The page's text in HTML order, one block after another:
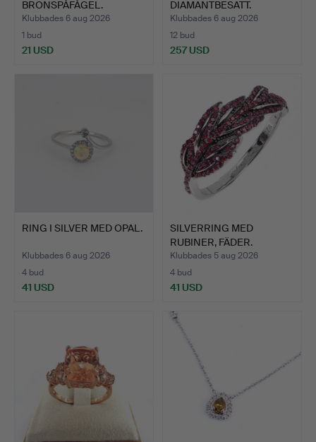
BRONSPÅFÅGEL.
Klubbades 6 aug 2026
1 bud
21 USD
DIAMANTBESATT.
Klubbades 6 aug 2026
12 bud
257 USD
RING I SILVER MED OPAL.
Klubbades 6 aug 2026
4 bud
41 USD
SILVERRING MED
RUBINER, FÄDER.
Klubbades 5 aug 2026
4 bud
41 USD